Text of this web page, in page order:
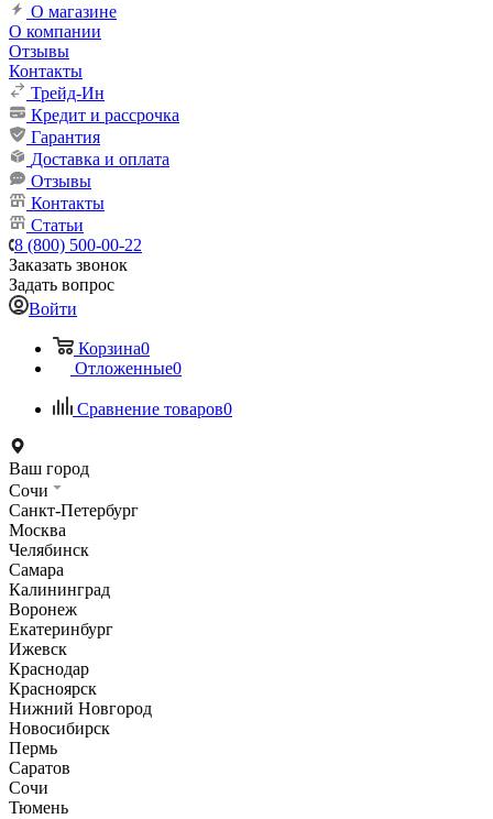
О магазине
О компании
Отзывы
Контакты
Трейд-Ин
Кредит и рассрочка
Гарантия
Доставка и оплата
Отзывы
Контакты
Статьи
8 (800) 500-00-22
Заказать звонок
Задать вопрос
Войти
Корзина0
Отложенные0
Сравнение товаров0
Ваш город
Сочи
Санкт-Петербург
Москва
Челябинск
Самара
Калининград
Воронеж
Екатеринбург
Ижевск
Краснодар
Красноярск
Нижний Новгород
Новосибирск
Пермь
Саратов
Сочи
Тюмень